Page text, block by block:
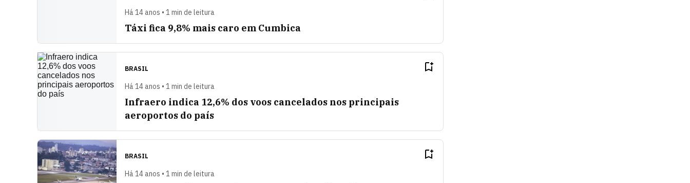
Há 14 anos • 1 min de leitura
Táxi fica 9,8% mais caro em Cumbica
BRASIL
Há 14 anos • 1 min de leitura
Infraero indica 12,6% dos voos cancelados nos principais
aeroportos do país
BRASIL
Há 14 anos • 1 min de leitura